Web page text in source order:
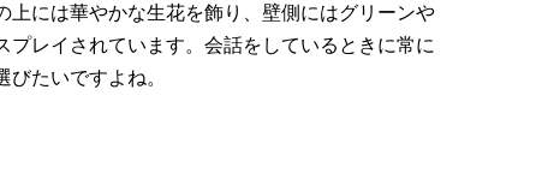
上には華やかな生花を飾り、壁側にはグリーンや
プレイされています。会話をしているときに常に
たいですよね。